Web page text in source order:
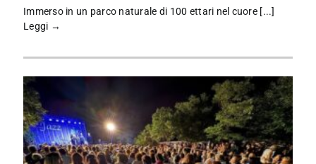
Immerso in un parco naturale di 100 ettari nel cuore [...]
Leggi →